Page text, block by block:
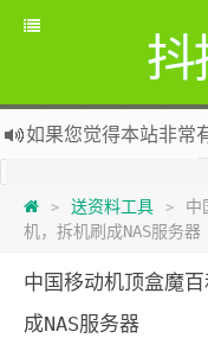
抖
欢迎访问，欢迎加入
> 送资料工具 >
中
机，拆机刷成NAS服务器
中国移动机顶盒魔
成NAS服务器